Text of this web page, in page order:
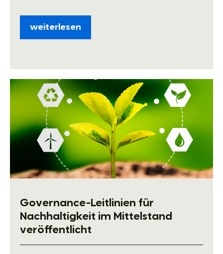
weiterlesen
Governance-Leitlinien für
Nachhaltigkeit im Mittelstand
veröffentlicht